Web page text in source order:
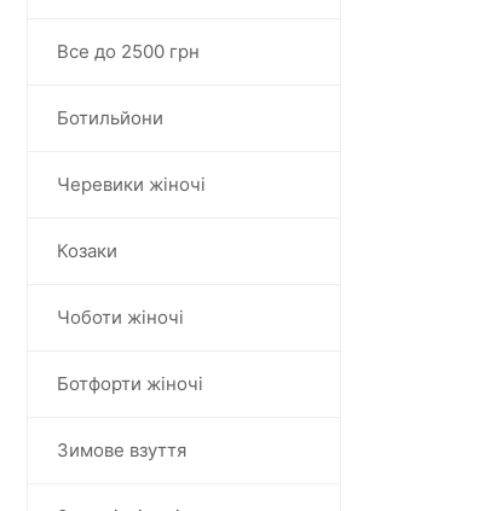
Все до 2500 грн
Ботильйони
Черевики жіночі
Козаки
Чоботи жіночі
Ботфорти жіночі
Зимове взуття